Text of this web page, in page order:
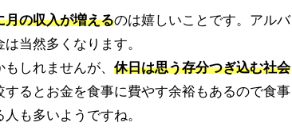
月の収入が増えるのは嬉しいことです。アルバ
当然多くなります。
もしれませんが、休日は思う存分つぎ込む社会
するとお金を食事に費やす余裕もあるので食事
も多いようですね。